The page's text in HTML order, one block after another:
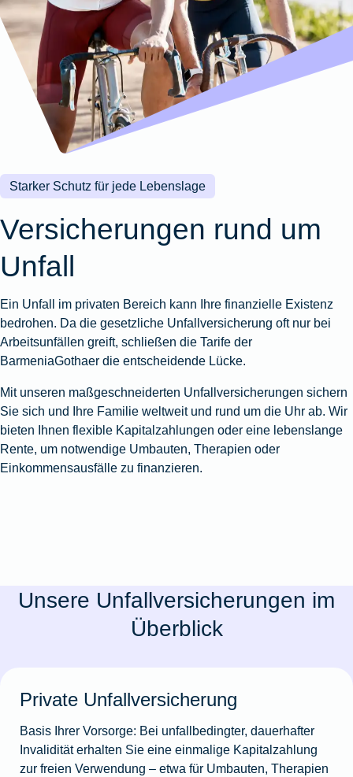
Wohnungsschutzbrief
Zur
Produktübersicht
Gewässerschadenhaftpflicht
Zur
Produktübersicht
Produktübersicht
Reisehaftpflichtversicherung
Reiserücktrittsversicherung
Zur
Produktübersicht
Produktübersicht
Produktübersicht
Produktübersicht
Montageversicherung
Zur
Produktübersicht
Gruppenunfall für
Betriebe
Gruppenunfall für
Vereine
Produktübersicht
Kunstversicherung
Ausstellungsversicherung
Valorenversicherung
Oldtimersammlungsversicherung
Zur
Starker Schutz für jede Lebenslage
Versicherungen rund um
Unfall
Ein Unfall im privaten Bereich kann Ihre finanzielle Existenz
bedrohen. Da die gesetzliche Unfallversicherung oft nur bei
Arbeitsunfällen greift, schließen die Tarife der
BarmeniaGothaer die entscheidende Lücke.
Mit unseren maßgeschneiderten Unfallversicherungen sichern
Sie sich und Ihre Familie weltweit und rund um die Uhr ab. Wir
bieten Ihnen flexible Kapitalzahlungen oder eine lebenslange
Rente, um notwendige Umbauten, Therapien oder
Einkommensausfälle zu finanzieren.
Unsere Unfallversicherungen im
Überblick
Private Unfallversicherung
Basis Ihrer Vorsorge: Bei unfallbedingter, dauerhafter
Invalidität erhalten Sie eine einmalige Kapitalzahlung
zur freien Verwendung – etwa für Umbauten, Therapien